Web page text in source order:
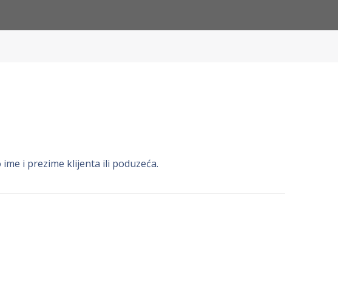
i prezime klijenta ili poduzeća.